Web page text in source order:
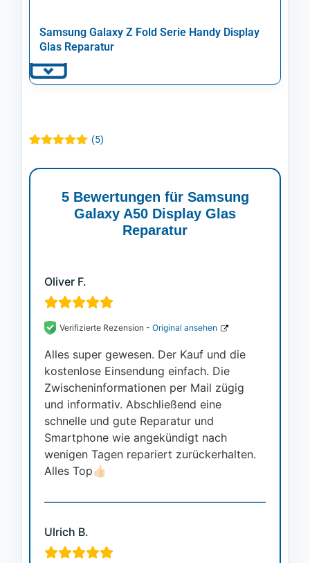
Samsung Galaxy Z Fold Serie Handy Display
Glas Reparatur
5.00von 5,
basierend
Kundenbewertungen
(5)
5 Bewertungen für Samsung
Galaxy A50 Display Glas
Reparatur
Oliver F.
Verifizierte Rezension - Original ansehen
Alles super gewesen. Der Kauf und die
kostenlose Einsendung einfach. Die
Zwischeninformationen per Mail zügig
und informativ. Abschließend eine
schnelle und gute Reparatur und
Smartphone wie angekündigt nach
wenigen Tagen repariert zurückerhalten.
Alles Top👍🏻
Ulrich B.